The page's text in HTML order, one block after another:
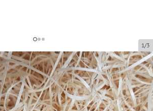
1/3
декорирования